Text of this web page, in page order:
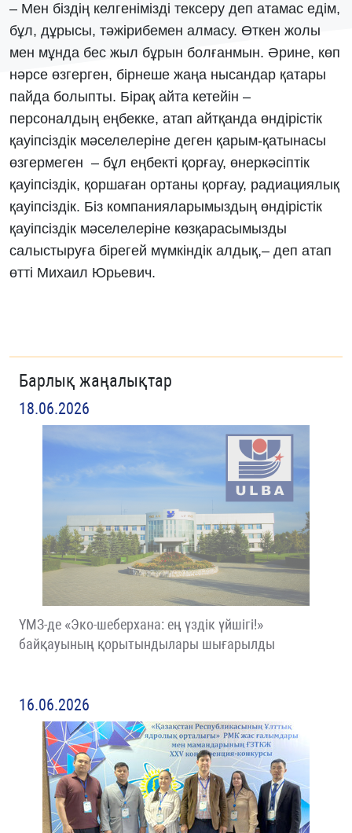
– Мен біздің келгенімізді тексеру деп атамас едім,
бұл, дұрысы, тәжірибемен алмасу. Өткен жолы
мен мұнда бес жыл бұрын болғанмын. Әрине, көп
нәрсе өзгерген, бірнеше жаңа нысандар қатары
пайда болыпты. Бірақ айта кетейін –
персоналдың еңбекке, атап айтқанда өндірістік
қауіпсіздік мәселелеріне деген қарым-қатынасы
өзгермеген – бұл еңбекті қорғау, өнеркәсіптік
қауіпсіздік, қоршаған ортаны қорғау, радиациялық
қауіпсіздік. Біз компанияларымыздың өндірістік
қауіпсіздік мәселелеріне көзқарасымызды
салыстыруға бірегей мүмкіндік алдық,– деп атап
өтті Михаил Юрьевич.
Барлық жаңалықтар
18.06.2026
ҮМЗ-де «Эко-шеберхана: ең үздік үйшігі!»
байқауының қорытындылары шығарылды
16.06.2026